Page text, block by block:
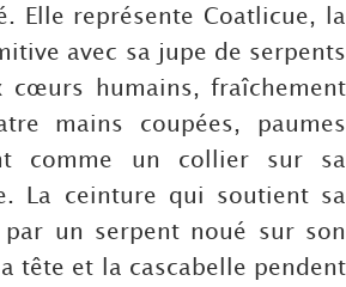
Elle représente Coatlicue, la
avec sa jupe de serpents
cœurs humains, fraîchement
mains coupées, paumes
comme un collier sur sa
La ceinture qui soutient sa
un serpent noué sur son
tête et la cascabelle pendent